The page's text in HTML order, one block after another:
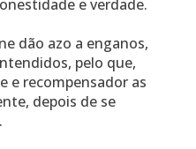
e verdade.
dão azo a enganos,
pelo que,
e recompensador as
depois de se